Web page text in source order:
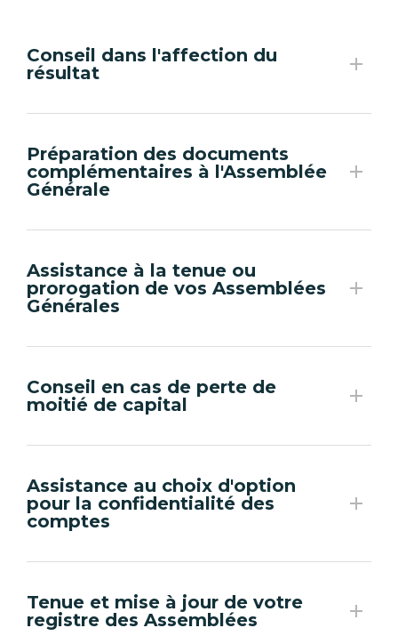
Conseil dans l'affection du
résultat
Préparation des documents
complémentaires à l'Assemblée
Générale
Assistance à la tenue ou
prorogation de vos Assemblées
Générales
Conseil en cas de perte de
moitié de capital
Assistance au choix d'option
pour la confidentialité des
comptes
Tenue et mise à jour de votre
registre des Assemblées